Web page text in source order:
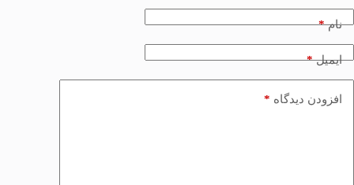
نام*
ایمیل*
افزودن دیدگاه *